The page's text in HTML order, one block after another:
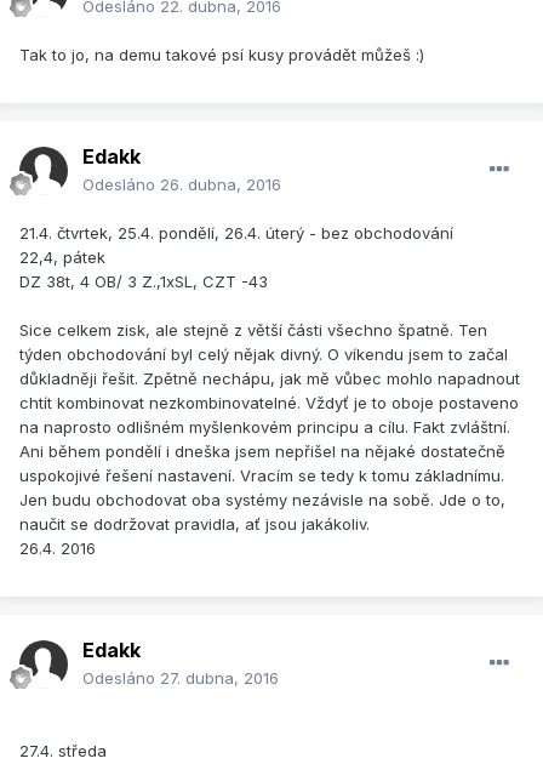
Odesláno 22. dubna, 2016
Tak to jo, na demu takové psí kusy provádět můžeš :)
Edakk
Odesláno 26. dubna, 2016
21.4. čtvrtek, 25.4. pondělí, 26.4. úterý - bez obchodování
22,4, pátek
DZ 38t, 4 OB/ 3 Z.,1xSL, CZT -43
Sice celkem zisk, ale stejně z větší části všechno špatně. Ten
týden obchodování byl celý nějak divný. O víkendu jsem to začal
důkladněji řešit. Zpětně nechápu, jak mě vůbec mohlo napadnout
chtít kombinovat nezkombinovatelné. Vždyť je to oboje postaveno
na naprosto odlišném myšlenkovém principu a cílu. Fakt zvláštní.
Ani během pondělí i dneška jsem nepřišel na nějaké dostatečně
uspokojivé řešení nastavení. Vracím se tedy k tomu základnímu.
Jen budu obchodovat oba systémy nezávisle na sobě. Jde o to,
naučit se dodržovat pravidla, ať jsou jakákoliv.
26.4. 2016
Edakk
Odesláno 27. dubna, 2016
27.4. středa